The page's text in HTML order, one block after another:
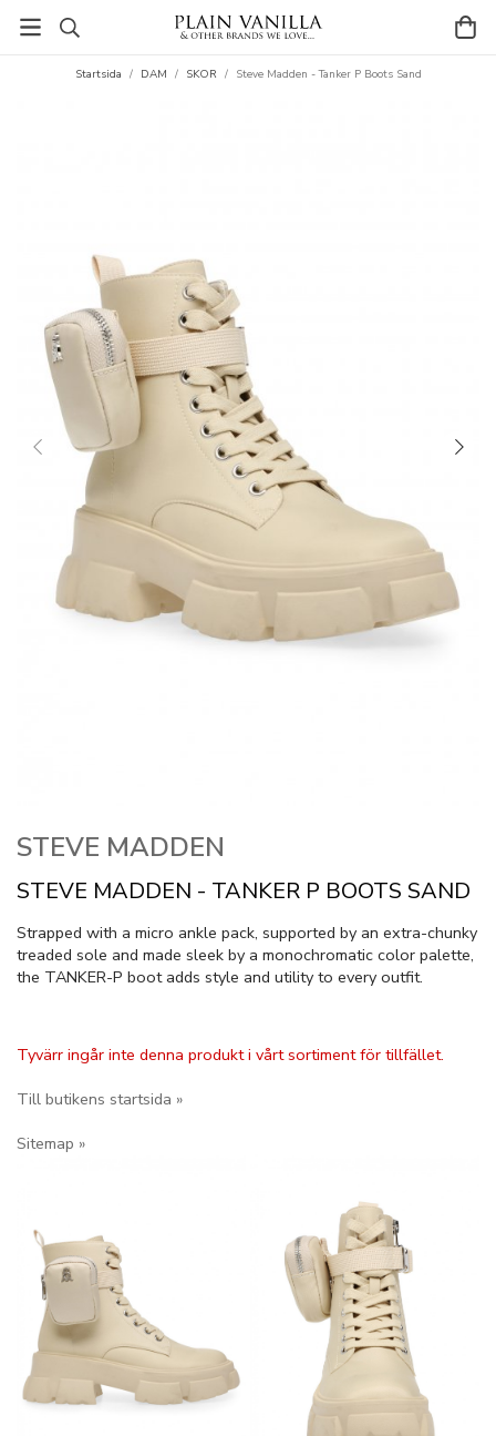
Startsida / DAM / SKOR / Steve Madden - Tanker P Boots Sand
STEVE MADDEN
STEVE MADDEN - TANKER P BOOTS SAND
Strapped with a micro ankle pack, supported by an extra-chunky
treaded sole and made sleek by a monochromatic color palette,
the TANKER-P boot adds style and utility to every outfit.
Tyvärr ingår inte denna produkt i vårt sortiment för tillfället.
Till butikens startsida »
Sitemap »